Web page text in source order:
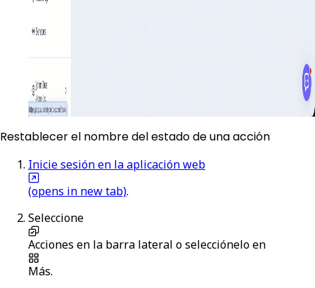
Restablecer el nombre del estado de una acción
Inicie sesión en la aplicación web
(opens in new tab).
Seleccione
Acciones en la barra lateral o selecciónelo en
Más.